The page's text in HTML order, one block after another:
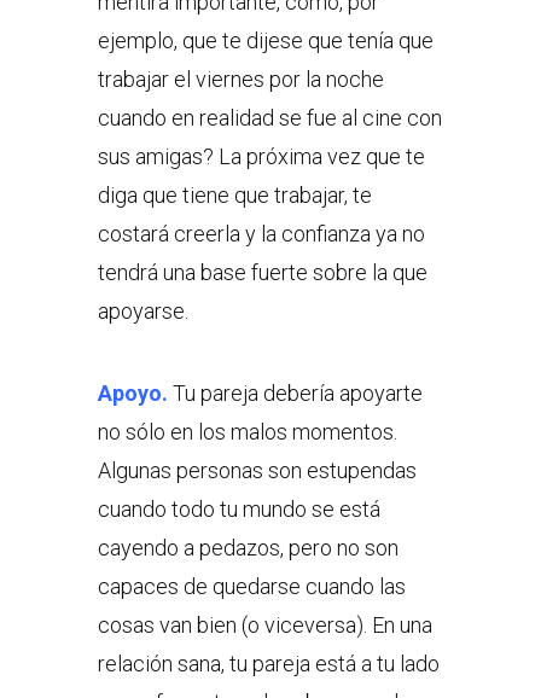
ejemplo, que te dijese que tenía que
trabajar el viernes por la noche
cuando en realidad se fue al cine con
sus amigas? La próxima vez que te
diga que tiene que trabajar, te
costará creerla y la confianza ya no
tendrá una base fuerte sobre la que
apoyarse.
Apoyo. Tu pareja debería apoyarte
no sólo en los malos momentos.
Algunas personas son estupendas
cuando todo tu mundo se está
cayendo a pedazos, pero no son
capaces de quedarse cuando las
cosas van bien (o viceversa). En una
relación sana, tu pareja está a tu lado